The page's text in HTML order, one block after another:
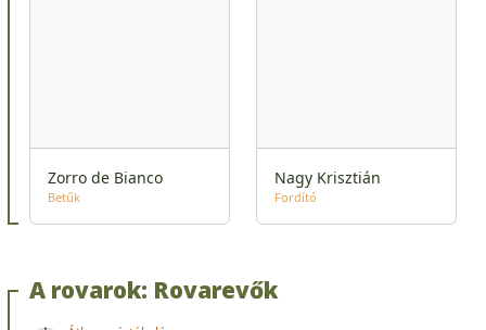
Zorro de Bianco
Betűk
Nagy Krisztián
Fordító
A rovarok: Rovarevők